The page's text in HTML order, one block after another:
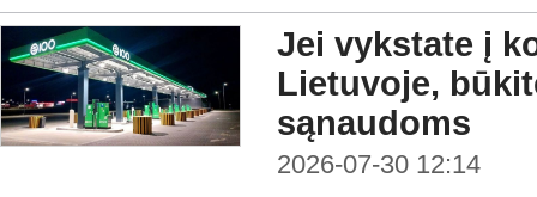
Jei vykstate į
Lietuvoje,
sąnaudoms
2026-07-30 12:14